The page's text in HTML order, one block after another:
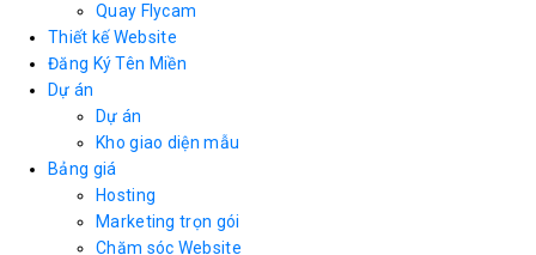
Quay Flycam
Thiết kế Website
Đăng Ký Tên Miền
Dự án
Dự án
Kho giao diện mẫu
Bảng giá
Hosting
Marketing trọn gói
Chăm sóc Website